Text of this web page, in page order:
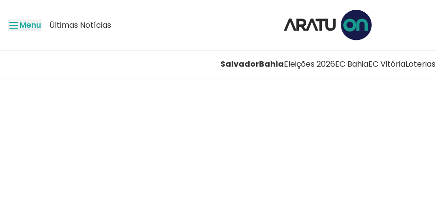
Menu Últimas Notícias
SalvadorBahiaEleições 2026EC BahiaEC VitóriaLoterias